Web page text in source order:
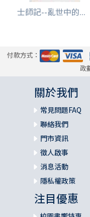
士師記--亂世中的...
付款方式：
政
關於我們
常見問題FAQ
聯絡我們
門市資訊
徵人啟事
消息活動
隱私權政策
注目優惠